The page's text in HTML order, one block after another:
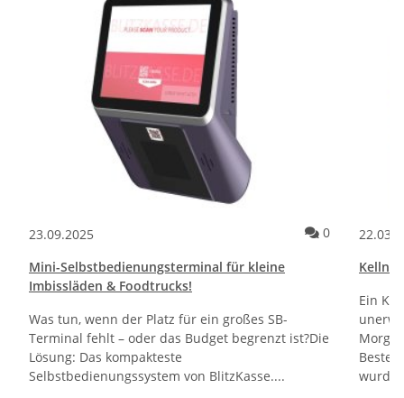
23.09.2025 Kommentare
0
Mini-Selbstbedienungsterminal für kleine
Imbissläden & Foodtrucks!
Was tun, wenn der Platz für ein großes SB-
Terminal fehlt – oder das Budget begrenzt ist?Die
Lösung: Das kompakteste
Selbstbedienungssystem von BlitzKasse....
Ein